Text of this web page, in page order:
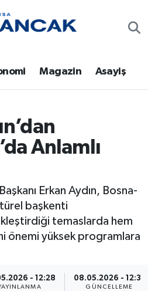
Magazin Asayiş
Anlamlı
Erkan Aydın, Bosna-
başkenti
temaslarda hem
önemi yüksek programlara
- 12:28 08.05.2026 - 12:31
GÜNCELLEME
ve Fikstür